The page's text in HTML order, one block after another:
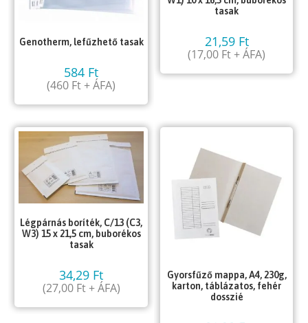
Genotherm, lefűzhető tasak
584 Ft
(460 Ft+ ÁFA)
tasak
21,59 Ft
(17,00 Ft+ ÁFA)
Légpárnás boríték, C/13 (C3,
W3) 15 x 21,5 cm, buborékos
tasak
34,29 Ft
(27,00 Ft+ ÁFA)
Gyorsfűző mappa, A4, 230g,
karton, táblázatos, fehér
dosszié